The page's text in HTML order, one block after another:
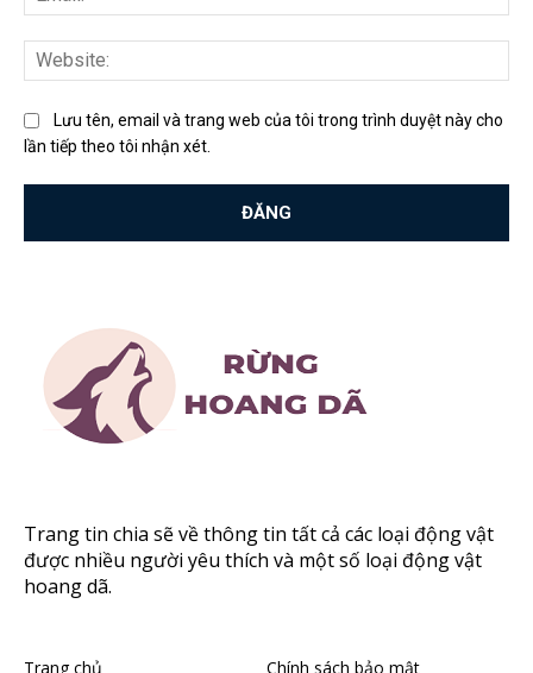
Lưu tên, email và trang web của tôi trong trình duyệt này cho
lần tiếp theo tôi nhận xét.
Trang tin chia sẽ về thông tin tất cả các loại động vật
được nhiều người yêu thích và một số loại động vật
hoang dã.
Trang chủ Chính sách bảo mật